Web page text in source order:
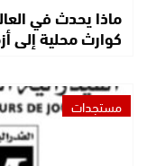
ماذا يحدث في
كوارث محلية إلى
مستجدات